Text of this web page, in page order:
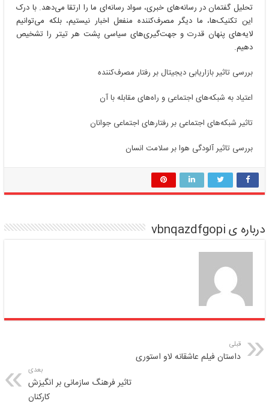
تحلیل گفتمان در رسانه‌های خبری، سواد رسانه‌ای ما را ارتقا می‌دهد. با درک
این تکنیک‌ها، ما دیگر مصرف‌کننده منفعل اخبار نیستیم، بلکه می‌توانیم
لایه‌های پنهان قدرت و جهت‌گیری‌های سیاسی پشت هر تیتر را تشخیص
دهیم.
بررسی تاثیر بازاریابی دیجیتال بر رفتار مصرف‌کننده
اعتیاد به شبکه‌های اجتماعی و راه‌های مقابله با آن
تاثیر شبکه‌های اجتماعی بر رفتارهای اجتماعی جوانان
بررسی تاثیر آلودگی هوا بر سلامت انسان
درباره ی vbnqazdfgopi
قبلی
داستان فیلم عاشقانه لاو استوری
بعدی
تاثیر فرهنگ سازمانی بر انگیزش
کارکنان